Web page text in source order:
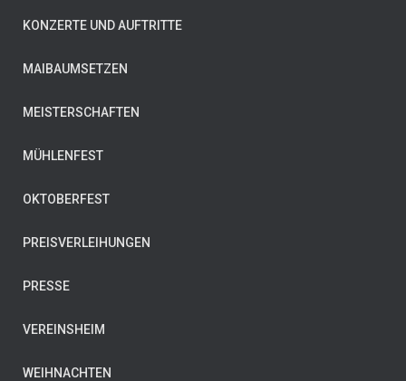
KONZERTE UND AUFTRITTE
MAIBAUMSETZEN
MEISTERSCHAFTEN
MÜHLENFEST
OKTOBERFEST
PREISVERLEIHUNGEN
PRESSE
VEREINSHEIM
WEIHNACHTEN